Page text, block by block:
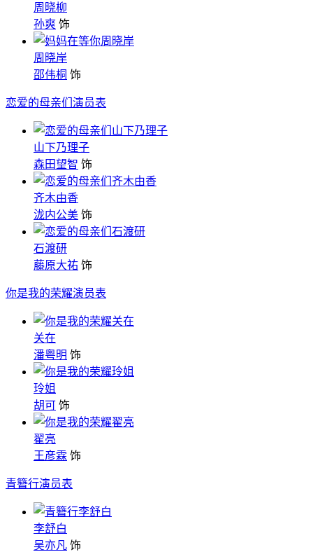
周晓柳
孙爽 饰
周晓岸
邵伟桐 饰
恋爱的母亲们演员表
山下乃理子
森田望智 饰
齐木由香
泷内公美 饰
石渡研
藤原大祐 饰
你是我的荣耀演员表
关在
潘粤明 饰
玲姐
胡可 饰
翟亮
王彦霖 饰
青簪行演员表
李舒白
吴亦凡 饰